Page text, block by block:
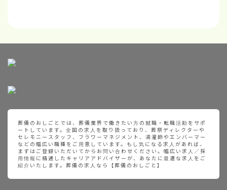
葬儀のおしごとでは、葬儀業界で働きたい方の就職・転職活動をサポ
ートしています。全国の求人を取り扱っており、葬祭ディレクターや
セレモニースタッフ、フラワーマネジメント、湯灌師やエンバーマー
などの幅広い職種をご用意しています。もし気になる求人があれば、
まずはご登録いただいてからお問い合わせください。幅広い求人／採
用情報に精通したキャリアアドバイザーが、あなたに最適な求人をご
紹介いたします。葬儀の求人なら【葬儀のおしごと】